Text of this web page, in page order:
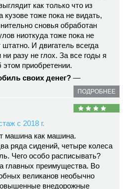
как только что из
кузове тоже пока не видать,
сновья обработан
ниоткуда тоже пока не
И двигатель всегда
разу не глох. За все годы я
этом приобретении.
своих денег? —
ПОДРОБНЕЕ
с 2018 г.
машина как машина.
ряда сидений, четыре колеса
Чего особо расписывать?
главных преимущества. Во
великанов необычно
внедорожные